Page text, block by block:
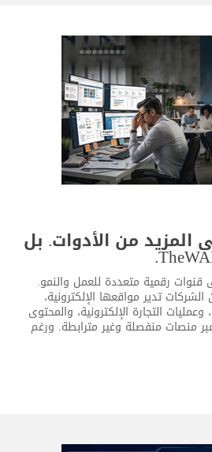
المزيد من الأدوات. بل
قنوات رقمية متعددة للعمل والنمو.
تدير مواقعها الإلكترونية،
التجارة الإلكترونية، والمحتوى
منصات منفصلة وغير مترابطة. ورغم